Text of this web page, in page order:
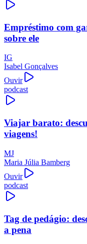
Empréstimo com
sobre ele
IG
Isabel Gonçalves
Ouvir
podcast
Viajar barato:
viagens!
MJ
Maria Júlia Bamberg
Ouvir
podcast
Tag de pedágio:
a pena